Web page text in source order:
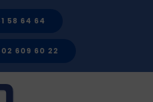
58 64 64
609 60 22